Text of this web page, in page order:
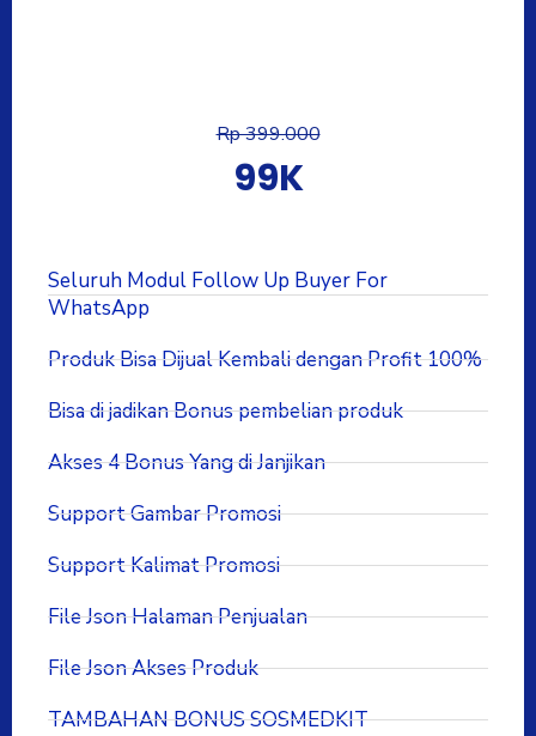
Rp 399.000
99K
Seluruh Modul Follow Up Buyer For
WhatsApp
Produk Bisa Dijual Kembali dengan Profit 100%
Bisa di jadikan Bonus pembelian produk
Akses 4 Bonus Yang di Janjikan
Support Gambar Promosi
Support Kalimat Promosi
File Json Halaman Penjualan
File Json Akses Produk
TAMBAHAN BONUS SOSMEDKIT